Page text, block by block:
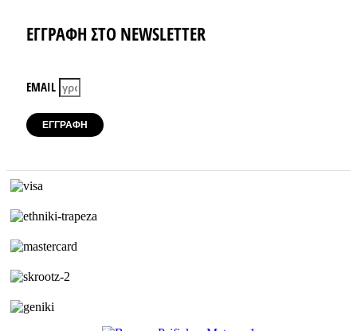
ΕΓΓΡΑΦΗ ΣΤΟ NEWSLETTER
EMAIL
ΕΓΓΡΑΦΗ